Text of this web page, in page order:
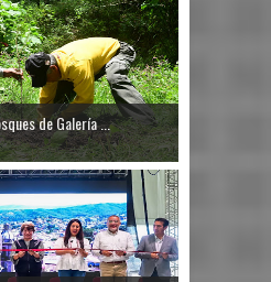
de Galería ...